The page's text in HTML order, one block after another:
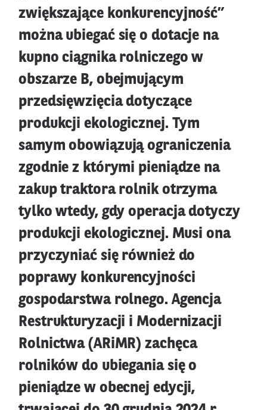
zwiększające konkurencyjność”
można ubiegać się o dotacje na
kupno ciągnika rolniczego w
obszarze B, obejmującym
przedsięwzięcia dotyczące
produkcji ekologicznej. Tym
samym obowiązują ograniczenia
zgodnie z którymi pieniądze na
zakup traktora rolnik otrzyma
tylko wtedy, gdy operacja dotyczy
produkcji ekologicznej. Musi ona
przyczyniać się również do
poprawy konkurencyjności
gospodarstwa rolnego. Agencja
Restrukturyzacji i Modernizacji
Rolnictwa (ARiMR) zachęca
rolników do ubiegania się o
pieniądze w obecnej edycji,